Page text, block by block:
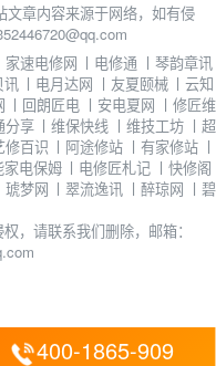
文章内容来源于网络，如有侵
家速电修网 丨 电修通 丨琴韵章讯
讯 丨 电月达网 丨 友夏颐械 丨云知
丨 回朗匠电 丨 安电夏网 丨 修匠维
分享 丨维保快线 丨维技工坊 丨 超
修百识 丨 阿途修站 丨 有家修站 丨
家电保姆 丨 电修匠札记 丨 快修阁
琥梦网 丨翠流逸讯 丨醉琼网 丨 碧
，请联系我们删除，邮箱：
400-1865-909